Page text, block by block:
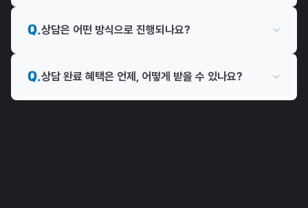
Q.상담은 어떤 방식으로 진행되나요?
Q.상담 완료 혜택은 언제, 어떻게 받을 수 있나요?